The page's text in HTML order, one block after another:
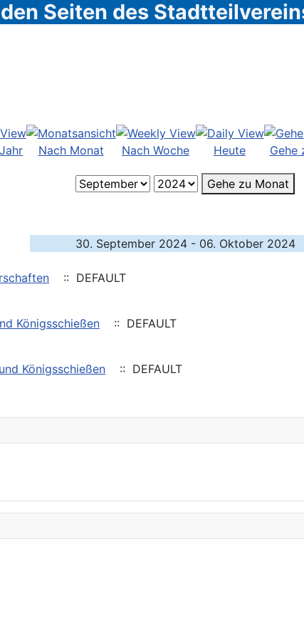
Seiten des
Nach Monat Nach Woche Heute Gehe
Gehe zu Monat
30. September 2024 - 06. Oktober 2024
:: DEFAULT
Königsschießen
:: DEFAULT
Königsschießen
:: DEFAULT